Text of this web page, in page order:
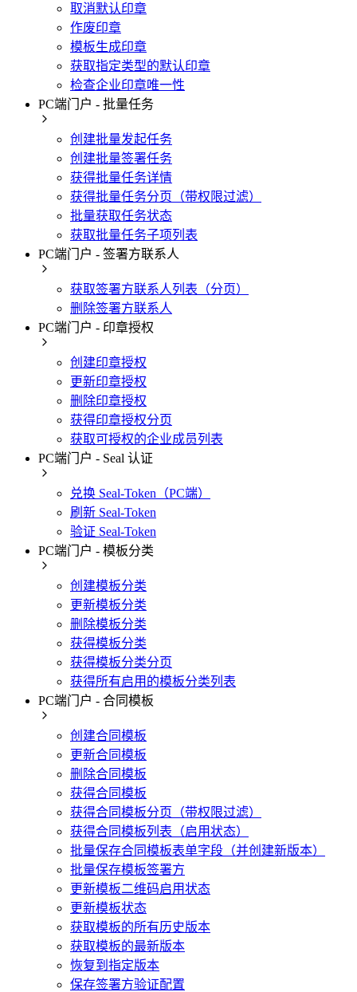
取消默认印章
作废印章
模板生成印章
获取指定类型的默认印章
检查企业印章唯一性
PC端门户 - 批量任务
创建批量发起任务
创建批量签署任务
获得批量任务详情
获得批量任务分页（带权限过滤）
批量获取任务状态
获取批量任务子项列表
PC端门户 - 签署方联系人
获取签署方联系人列表（分页）
删除签署方联系人
PC端门户 - 印章授权
创建印章授权
更新印章授权
删除印章授权
获得印章授权分页
获取可授权的企业成员列表
PC端门户 - Seal 认证
兑换 Seal-Token（PC端）
刷新 Seal-Token
验证 Seal-Token
PC端门户 - 模板分类
创建模板分类
更新模板分类
删除模板分类
获得模板分类
获得模板分类分页
获得所有启用的模板分类列表
PC端门户 - 合同模板
创建合同模板
更新合同模板
删除合同模板
获得合同模板
获得合同模板分页（带权限过滤）
获得合同模板列表（启用状态）
批量保存合同模板表单字段（并创建新版本）
批量保存模板签署方
更新模板二维码启用状态
更新模板状态
获取模板的所有历史版本
获取模板的最新版本
恢复到指定版本
保存签署方验证配置